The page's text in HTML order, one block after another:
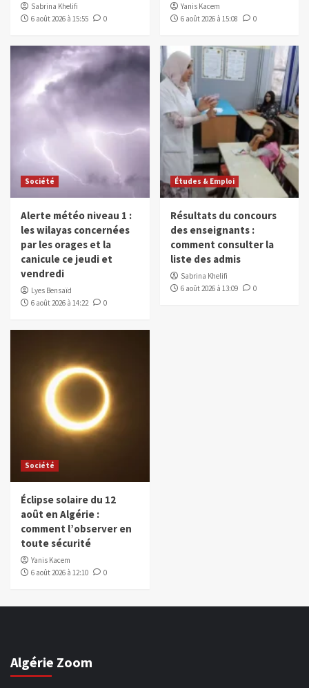
Sabrina Khelifi
6 août 2026 à 15:55
0
Yanis Kacem
6 août 2026 à 15:08
0
Société
Alerte météo niveau 1 :
les wilayas concernées
par les orages et la
canicule ce jeudi et
vendredi
Lyes Bensaïd
6 août 2026 à 14:22
0
Études & Emploi
Résultats du concours
des enseignants :
comment consulter la
liste des admis
Sabrina Khelifi
6 août 2026 à 13:09
0
Société
Éclipse solaire du 12
août en Algérie :
comment l’observer en
toute sécurité
Yanis Kacem
6 août 2026 à 12:10
0
Algérie Zoom